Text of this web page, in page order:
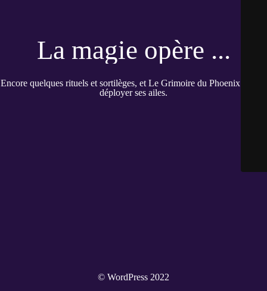
La magie opère ...
Encore quelques rituels et sortilèges, et Le Grimoire du Phoenix pourra
déployer ses ailes.
© WordPress 2022